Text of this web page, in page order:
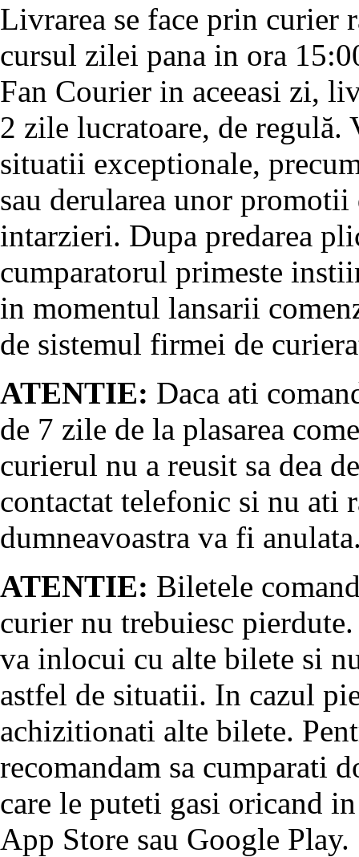
Livrarea se face prin curier
cursul zilei pana in ora
Fan Courier in aceeasi zi,
2 zile lucratoare, de regulă.
situatii exceptionale,
sau derularea unor
intarzieri. Dupa predarea
cumparatorul primeste
in momentul lansarii
de sistemul firmei de
ATENTIE: Daca ati
de 7 zile de la plasarea
curierul nu a reusit sa dea
contactat telefonic si nu ati
dumneavoastra va fi
ATENTIE: Biletele
curier nu trebuiesc
va inlocui cu alte bilete si
astfel de situatii. In cazul
achizitionati alte bilete.
recomandam sa cumparati
care le puteti gasi oricand
App Store sau Google Play.